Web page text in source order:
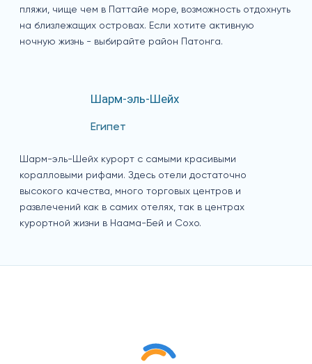
пляжи, чище чем в Паттайе море, возможность отдохнуть
на близлежащих островах. Если хотите активную
ночную жизнь - выбирайте район Патонга.
Шарм-эль-Шейх
Египет
Шарм-эль-Шейх курорт с самыми красивыми
коралловыми рифами. Здесь отели достаточно
высокого качества, много торговых центров и
развлечений как в самих отелях, так в центрах
курортной жизни в Наама-Бей и Сохо.